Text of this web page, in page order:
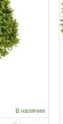
В наличии